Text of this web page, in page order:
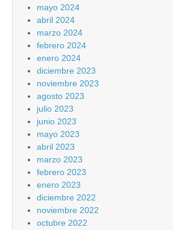
mayo 2024
abril 2024
marzo 2024
febrero 2024
enero 2024
diciembre 2023
noviembre 2023
agosto 2023
julio 2023
junio 2023
mayo 2023
abril 2023
marzo 2023
febrero 2023
enero 2023
diciembre 2022
noviembre 2022
octubre 2022